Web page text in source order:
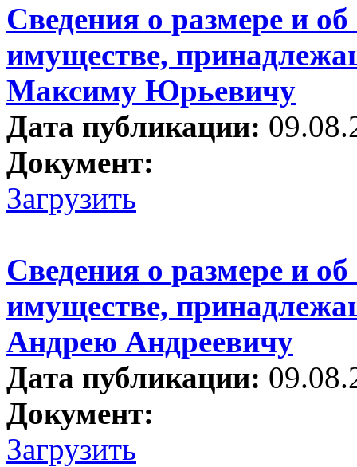
Сведения о размере и
имуществе,
Максиму Юрьевичу
Дата публикации:
Документ:
Загрузить
Сведения о размере и
имуществе,
Андрею Андреевичу
Дата публикации:
Документ:
Загрузить